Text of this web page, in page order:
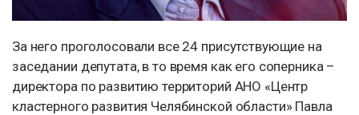
За него проголосовали все 24 присутствующие на
заседании депутата, в то время как его соперника –
директора по развитию территорий АНО «Центр
кластерного развития Челябинской области» Павла